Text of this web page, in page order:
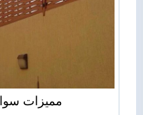
مميزات